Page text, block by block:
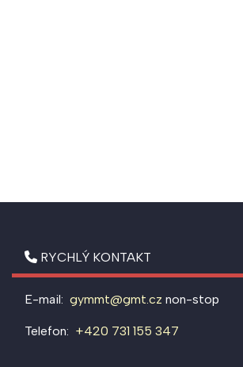
RYCHLÝ KONTAKT
E-mail: gymmt@gmt.cz non-stop
Telefon: +420 731 155 347